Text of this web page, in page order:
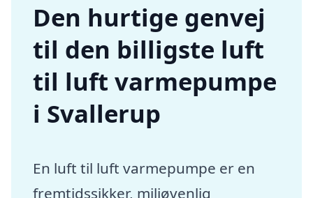
Den hurtige genvej
til den billigste luft
til luft varmepumpe
i Svallerup
En luft til luft varmepumpe er en
fremtidssikker, miljøvenlig